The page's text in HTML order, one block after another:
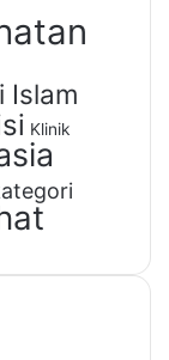
Islam
Klinik